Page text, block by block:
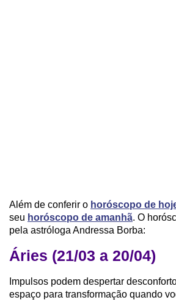
Além de conferir o horóscopo de
seu horóscopo de amanhã. O
pela astróloga Andressa Borba:
Áries (21/03 a 20/04)
Impulsos podem despertar
espaço para transformação quando